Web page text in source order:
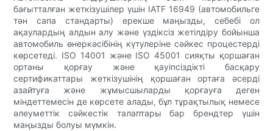
бағытталған жеткізушілер үшін IATF 16949 (автомобильге
тән сапа стандарты) ерекше маңызды, себебі ол
ақаулардың алдын алу және үздіксіз жетілдіру бойынша
автомобиль өнеркәсібінің күтулеріне сәйкес процестерді
көрсетеді. ISO 14001 және ISO 45001 сияқты қоршаған
ортаны қорғау және қауіпсіздікті басқару
сертификаттары жеткізушінің қоршаған ортаға әсерді
азайтуға және жұмысшыларды қорғауға деген
міндеттемесін де көрсете алады, бұл тұрақтылық немесе
әлеуметтік сәйкестік талаптары бар брендтер үшін
маңызды болуы мүмкін.